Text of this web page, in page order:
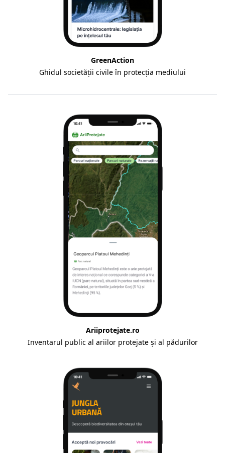
GreenAction
Ghidul societății civile în protecția mediului
Ariiprotejate.ro
Inventarul public al ariilor protejate și al pădurilor